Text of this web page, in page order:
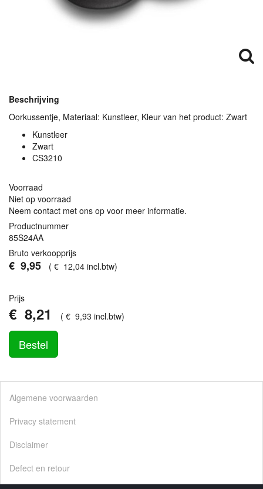
Beschrijving
Oorkussentje, Materiaal: Kunstleer, Kleur van het product: Zwart
Kunstleer
Zwart
CS3210
Voorraad
Niet op voorraad
Neem contact met ons op voor meer informatie.
Productnummer
85S24AA
Bruto verkoopprijs
€ 9,95 ( € 12,04 incl.btw)
Prijs
€ 8,21 ( € 9,93 incl.btw)
Bestel
Algemene voorwaarden
Privacy statement
Disclaimer
Defect en retour